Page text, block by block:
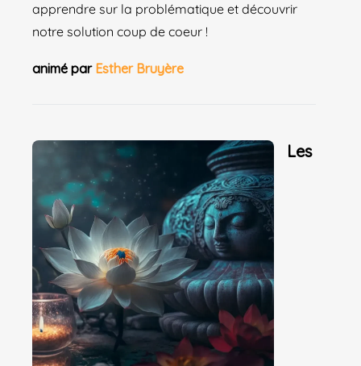
apprendre sur la problématique et découvrir
notre solution coup de coeur !
animé par Esther Bruyère
Les